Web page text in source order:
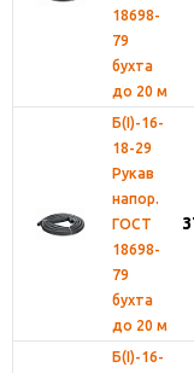
18698-
79
бухта
до 20 м
Б(I)-16-
18-29
Рукав
напор.
ГОСТ
18698-
79
бухта
до 20 м
Б(I)-16-